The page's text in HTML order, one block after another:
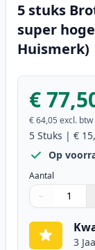
5 stuks
super
Huismerk)
€
€ 64,05 excl. btw
5 Stuks | €
Op
Aantal
Gebruik de
− 1
3